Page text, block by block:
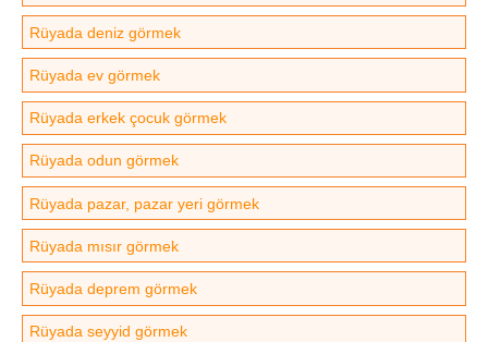
Rüyada deniz görmek
Rüyada ev görmek
Rüyada erkek çocuk görmek
Rüyada odun görmek
Rüyada pazar, pazar yeri görmek
Rüyada mısır görmek
Rüyada deprem görmek
Rüyada seyyid görmek